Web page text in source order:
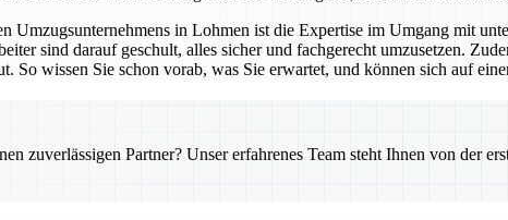
Umzugsunternehmens in Lohmen ist die Expertise im Umgang mit
sind darauf geschult, alles sicher und fachgerecht umzusetzen.
So wissen Sie schon vorab, was Sie erwartet, und können sich auf
zuverlässigen Partner? Unser erfahrenes Team steht Ihnen von der